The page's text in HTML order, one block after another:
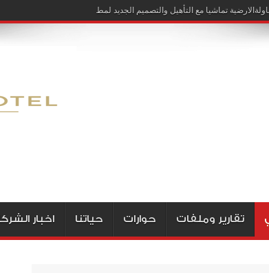
تماشيا مع التأهيل والتصميم الجديد لمطار الخرطوم
تقارير وملفات حوارات حياتنا اخبار